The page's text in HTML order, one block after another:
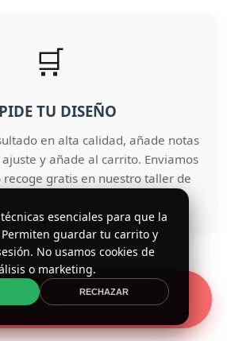
🛒
TU DISEÑO
en alta calidad, añade notas
y añade al carrito. Enviamos
recoge gratis en nuestro taller de
A PERSONALIZAR
esenciales para que la
guardar tu carrito y
No usamos cookies de
o marketing.
RECHAZAR